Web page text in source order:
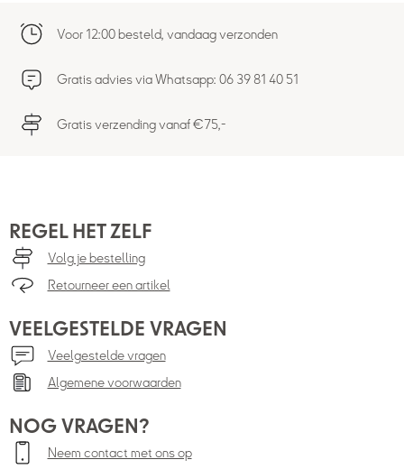
Voor 12:00 besteld, vandaag verzonden
Gratis advies via Whatsapp: 06 39 81 40 51
Gratis verzending vanaf €75,-
REGEL HET ZELF
Volg je bestelling
Retourneer een artikel
VEELGESTELDE VRAGEN
Veelgestelde vragen
Algemene voorwaarden
NOG VRAGEN?
Neem contact met ons op